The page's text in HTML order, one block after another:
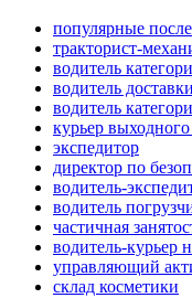
популярные
тракторист-
водитель
водитель доставки
водитель
курьер
экспедитор
директор по
водитель-
водитель
частичная
водитель-курьер
управляющий
склад косметики